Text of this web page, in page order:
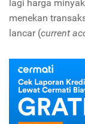
lagi harga
menekan
lancar (current